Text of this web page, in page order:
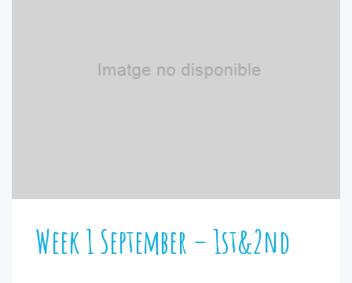
Week 1 September – 1st&2nd